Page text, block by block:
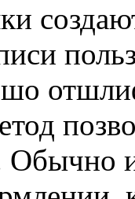
Обычно